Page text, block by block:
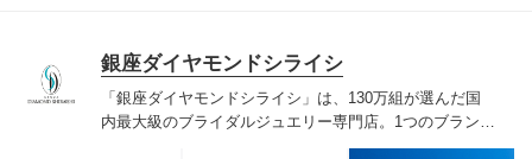
銀座ダイヤモンドシライシ
「銀座ダイヤモンドシライシ」は、130万組が選んだ国
内最大級のブライダルジュエリー専門店。1つのブランド
では国内最大級の700種類以上の豊富なデザインを取り